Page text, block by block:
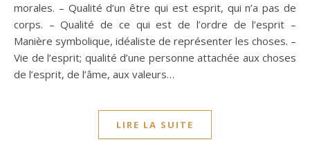
morales. – Qualité d’un être qui est esprit, qui n’a pas de
corps. – Qualité de ce qui est de l’ordre de l’esprit –
Manière symbolique, idéaliste de représenter les choses. –
Vie de l’esprit; qualité d’une personne attachée aux choses
de l’esprit, de l’âme, aux valeurs…
LIRE LA SUITE